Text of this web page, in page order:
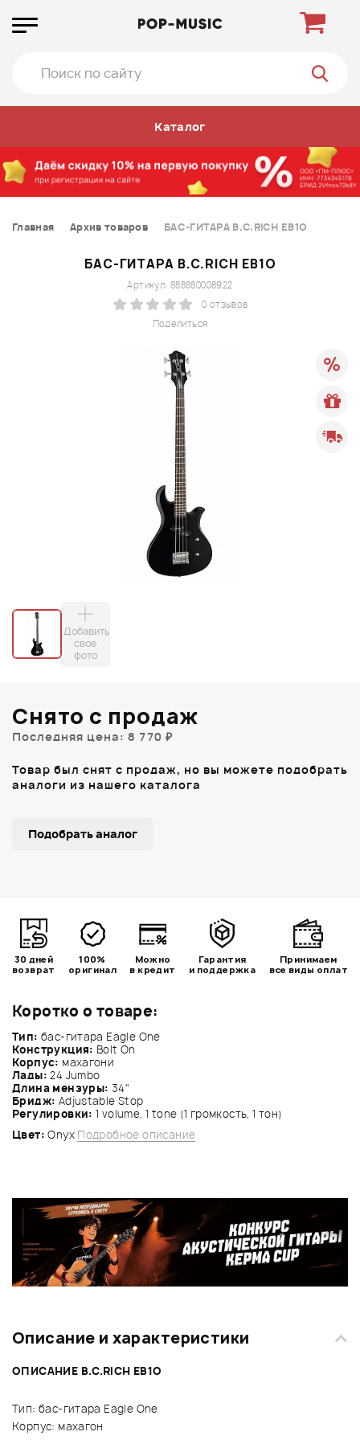
Каталог
Главная Архив товаров БАС-ГИТАРА B.C.RICH EB1O
БАС-ГИТАРА B.C.RICH EB1O
Поделиться
Артикул: 888880008922
0 отзывов
Добавить
свое
фото
Коротко о товаре:
Тип: бас-гитара Eagle One
Конструкция: Bolt On
Корпус: махагони
Лады: 24 Jumbo
Длина мензуры: 34"
Бридж: Adjustable Stop
Регулировки: 1 volume, 1 tone (1 громкость, 1 тон)
Цвет: Onyx Подробное описание
Снято с продаж
Последняя цена: 8 770 ₽
Товар был снят с продаж, но вы можете подобрать
аналоги из нашего каталога
Подобрать аналог
30 дней
возврат
100%
оригинал
Можно
в кредит
Гарантия
и поддержка
Принимаем
все виды оплат
Описание и характеристики
ОПИСАНИЕ B.C.RICH EB1O
Тип: бас-гитара Eagle One
Корпус: махагон